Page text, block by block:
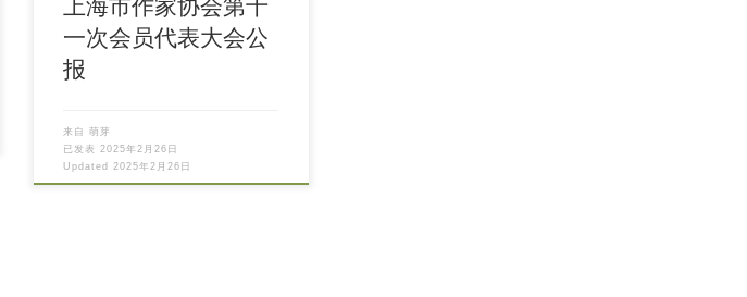
一次会员代表大会公
报
来自萌芽
已发表2025年2月26日
Updated2025年2月26日